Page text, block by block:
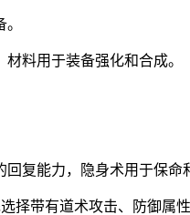
料用于装备强化和合成。
复能力，隐身术用于保命
择带有道术攻击、防御属性